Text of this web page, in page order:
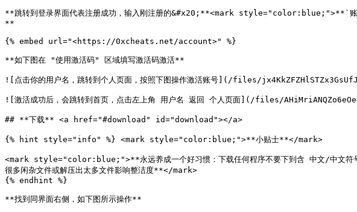
**跳转到登录界面代表注册成功，输入刚注册的&#x20;**<mark
**
{% embed url="<https://0xcheats.net/account>" %}
**如下图在 "使用激活码" 区域填写激活码激活**
![点击你的用户名，跳转到个人页面，按照下图操作激活账号](/files/
![激活成功后，会跳转到首页，点击左上角 用户名 返回 个人页面](/files/
## **下载** <a href="#download" id="download"></a>
{% hint style="info" %} <mark style="color:blue;">**小贴士**</mark>
<mark style="color:blue;">**永远养成一个好习惯：下载任何程序不要下到含 中文/中文符号/
很多闲杂文件或解压出太多文件影响整洁度**</mark>
{% endhint %}
**找到同界面右侧，如下图所示操作**